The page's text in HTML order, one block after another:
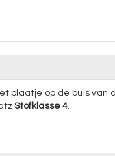
plaatje op de buis van
Stofklasse 4.